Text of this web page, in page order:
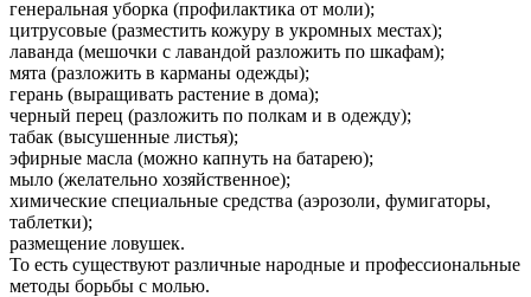
генеральная уборка (профилактика от моли);
цитрусовые (разместить кожуру в укромных местах);
лаванда (мешочки с лавандой разложить по шкафам);
мята (разложить в карманы одежды);
герань (выращивать растение в дома);
черный перец (разложить по полкам и в одежду);
табак (высушенные листья);
эфирные масла (можно капнуть на батарею);
мыло (желательно хозяйственное);
химические специальные средства (аэрозоли, фумигаторы,
таблетки);
размещение ловушек.
То есть существуют различные народные и профессиональные
методы борьбы с молью.